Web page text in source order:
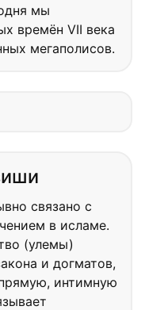
мы
времён VII века
мегаполисов.
связано с
в исламе.
(улемы)
и догматов,
интимную